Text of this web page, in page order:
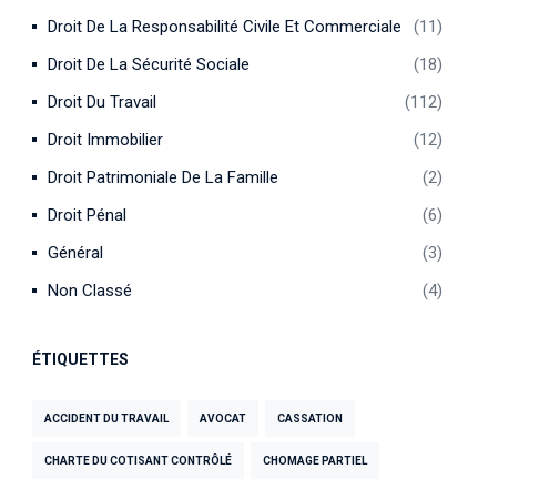
Droit De La Responsabilité Civile Et Commerciale
11
Droit De La Sécurité Sociale
18
Droit Du Travail
112
Droit Immobilier
12
Droit Patrimoniale De La Famille
2
Droit Pénal
6
Général
3
Non Classé
4
ÉTIQUETTES
ACCIDENT DU TRAVAIL AVOCAT CASSATION
CHARTE DU COTISANT CONTRÔLÉ CHOMAGE PARTIEL